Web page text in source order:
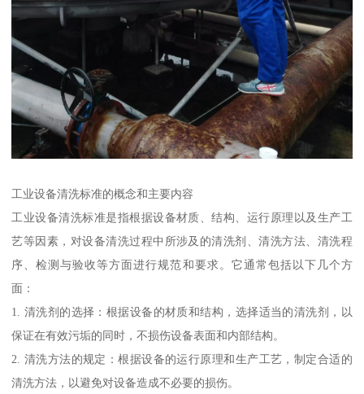
工业设备清洗标准的概念和主要内容
工业设备清洗标准是指根据设备材质、结构、运行原理以及生产工
艺等因素，对设备清洗过程中所涉及的清洗剂、清洗方法、清洗程
序、检测与验收等方面进行规范和要求。它通常包括以下几个方
面：
1. 清洗剂的选择：根据设备的材质和结构，选择适当的清洗剂，以
保证在有效污垢的同时，不损伤设备表面和内部结构。
2. 清洗方法的规定：根据设备的运行原理和生产工艺，制定合适的
清洗方法，以避免对设备造成不必要的损伤。